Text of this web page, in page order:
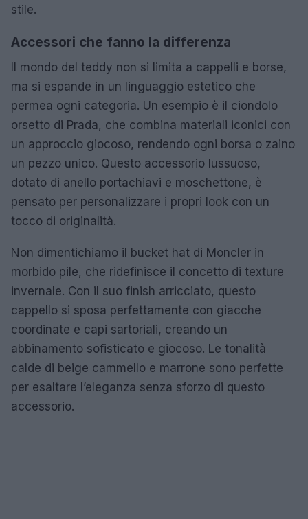
stile.
Accessori che fanno la differenza
Il mondo del teddy non si limita a cappelli e borse,
ma si espande in un linguaggio estetico che
permea ogni categoria. Un esempio è il ciondolo
orsetto di Prada, che combina materiali iconici con
un approccio giocoso, rendendo ogni borsa o zaino
un pezzo unico. Questo accessorio lussuoso,
dotato di anello portachiavi e moschettone, è
pensato per personalizzare i propri look con un
tocco di originalità.
Non dimentichiamo il bucket hat di Moncler in
morbido pile, che ridefinisce il concetto di texture
invernale. Con il suo finish arricciato, questo
cappello si sposa perfettamente con giacche
coordinate e capi sartoriali, creando un
abbinamento sofisticato e giocoso. Le tonalità
calde di beige cammello e marrone sono perfette
per esaltare l’eleganza senza sforzo di questo
accessorio.